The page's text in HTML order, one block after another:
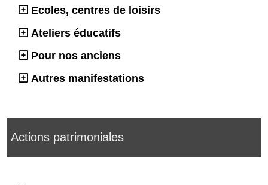
Ecoles, centres de loisirs
Ateliers éducatifs
Pour nos anciens
Autres manifestations
Actions patrimoniales